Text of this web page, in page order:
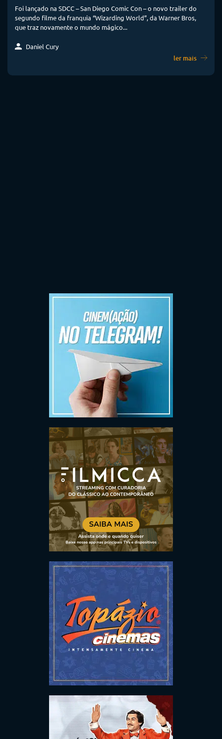
Foi lançado na SDCC – San Diego Comic Con – o novo trailer do
segundo filme da franquia “Wizarding World”, da Warner Bros,
que traz novamente o mundo mágico...
Daniel Cury
ler mais